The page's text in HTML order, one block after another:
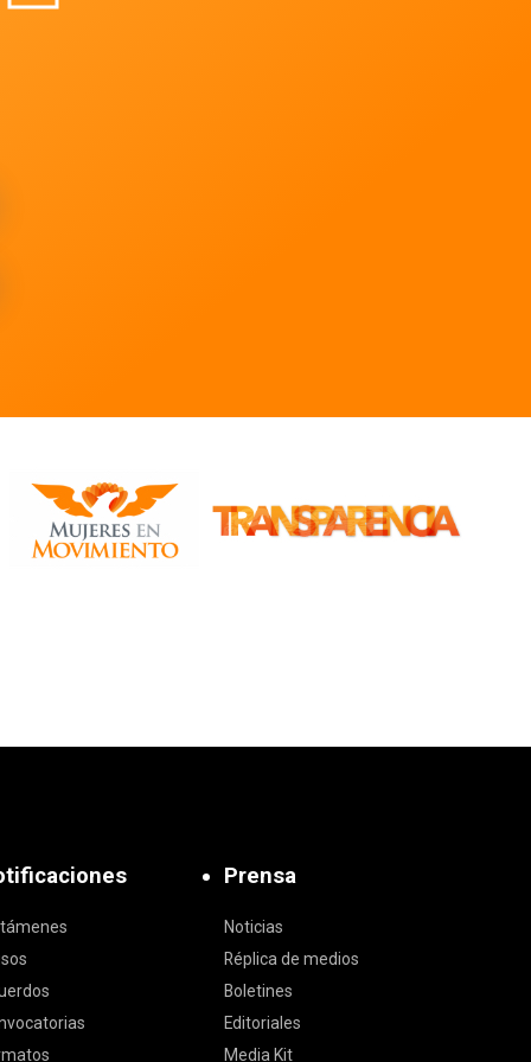
Prensa
Noticias
Réplica de medios
Boletines
Editoriales
Media Kit